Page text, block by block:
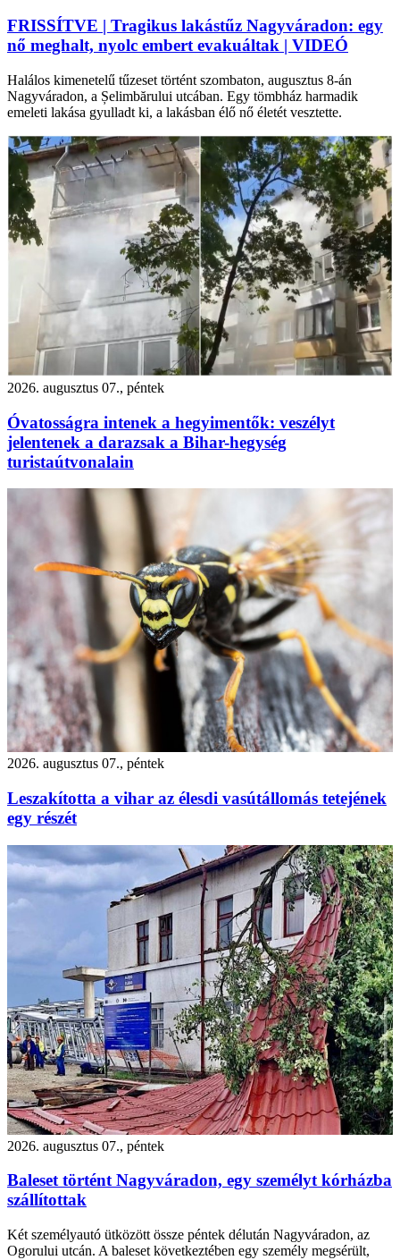
FRISSÍTVE | Tragikus lakástűz Nagyváradon: egy
nő meghalt, nyolc embert evakuáltak | VIDEÓ
Halálos kimenetelű tűzeset történt szombaton, augusztus 8-án
Nagyváradon, a Șelimbărului utcában. Egy tömbház harmadik
emeleti lakása gyulladt ki, a lakásban élő nő életét vesztette.
2026. augusztus 07., péntek
Óvatosságra intenek a hegyimentők: veszélyt
jelentenek a darazsak a Bihar-hegység
turistaútvonalain
2026. augusztus 07., péntek
Leszakította a vihar az élesdi vasútállomás tetejének
egy részét
2026. augusztus 07., péntek
Baleset történt Nagyváradon, egy személyt kórházba
szállítottak
Két személyautó ütközött össze péntek délután Nagyváradon, az
Ogorului utcán. A baleset következtében egy személy megsérült,